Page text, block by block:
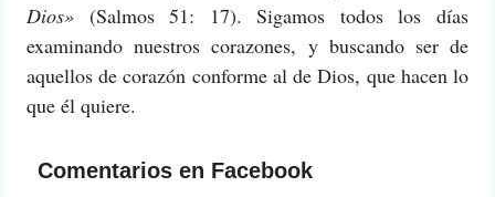
Dios» (Salmos 51: 17). Sigamos todos los días
examinando nuestros corazones, y buscando ser de
aquellos de corazón conforme al de Dios, que hacen lo
que él quiere.
Comentarios en Facebook